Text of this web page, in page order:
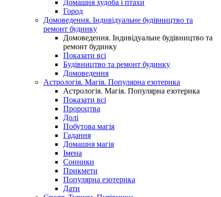
Домашня худоба і птахи
Город
Домоведення. Індивідуальне будівництво та
ремонт будинку
Домоведення. Індивідуальне будівництво та
ремонт будинку
Показати всі
Будівництво та ремонт будинку
Домоведення
Астрологія. Магія. Популярна езотерика
Астрологія. Магія. Популярна езотерика
Показати всі
Пророцтва
Долі
Побутова магія
Гадання
Домашня магія
Імена
Сонники
Прикмети
Популярна езотерика
Дати